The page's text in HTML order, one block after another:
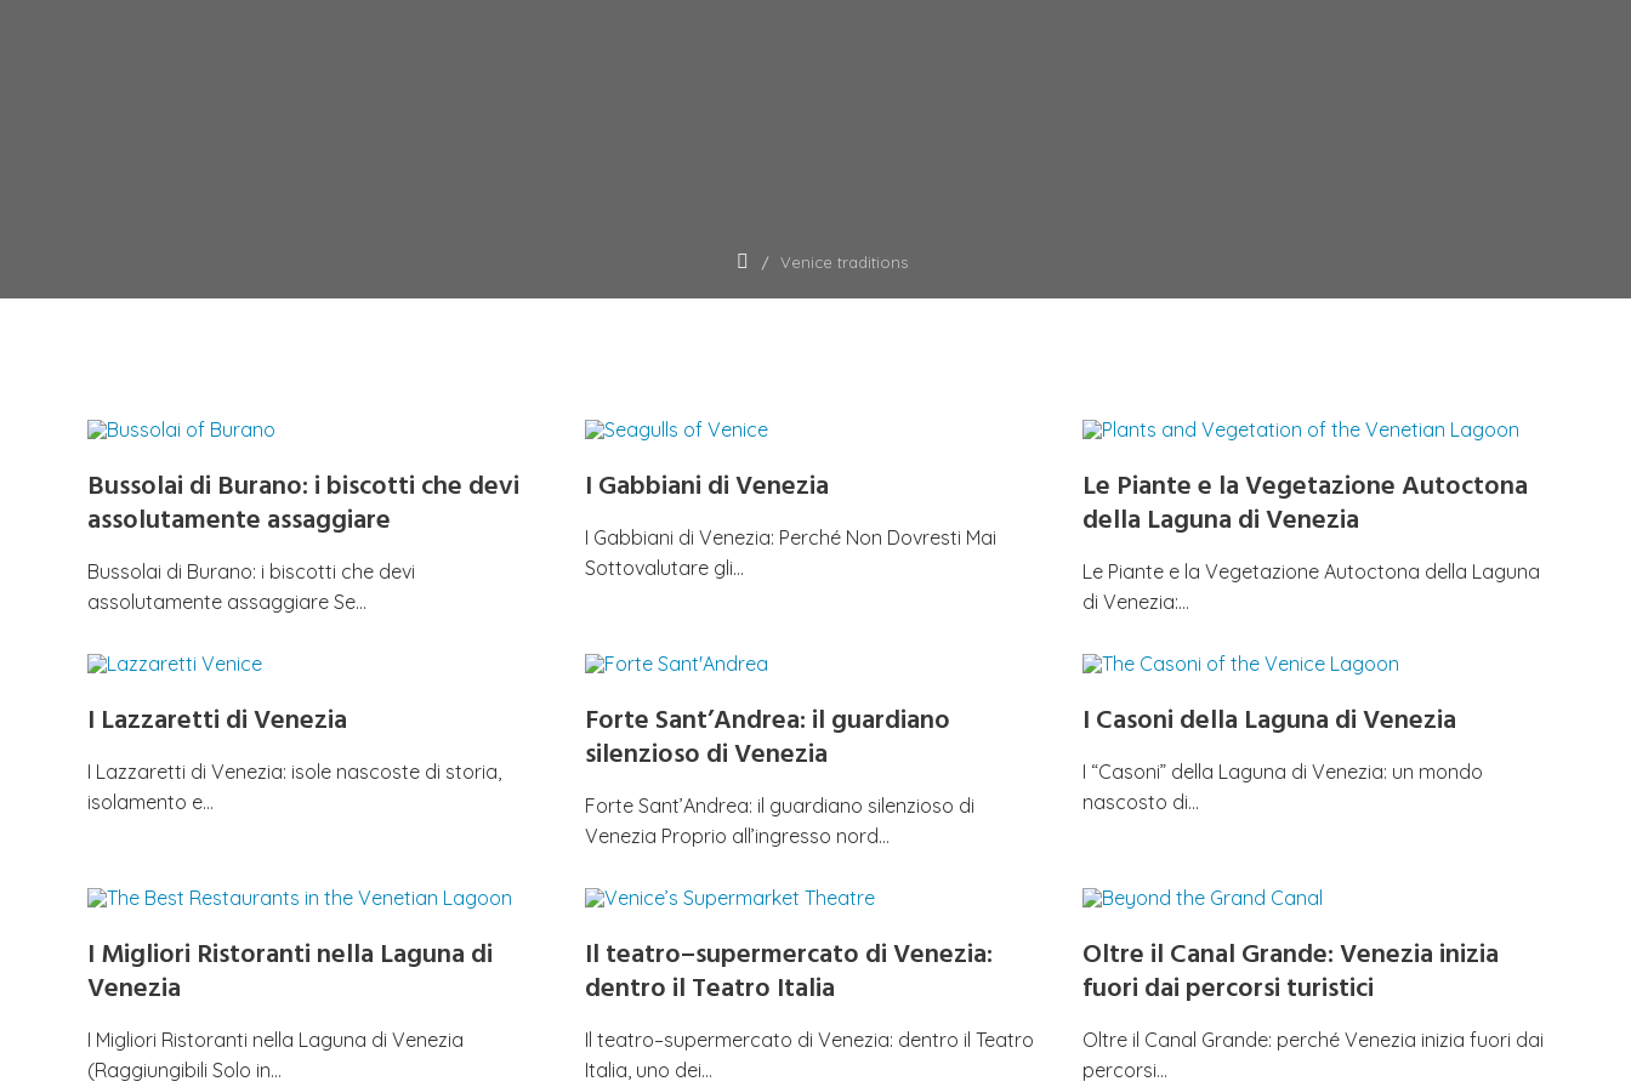
Venice traditions
Bussolai di Burano: i biscotti che devi
assolutamente assaggiare
Bussolai di Burano: i biscotti che devi
assolutamente assaggiare Se…
I Gabbiani di Venezia
I Gabbiani di Venezia: Perché Non Dovresti Mai
Sottovalutare gli…
Le Piante e la Vegetazione Autoctona
della Laguna di Venezia
Le Piante e la Vegetazione Autoctona della Laguna
di Venezia:…
I Lazzaretti di Venezia
I Lazzaretti di Venezia: isole nascoste di storia,
isolamento e…
Forte Sant’Andrea: il guardiano
silenzioso di Venezia
Forte Sant’Andrea: il guardiano silenzioso di
Venezia Proprio all’ingresso nord…
I Casoni della Laguna di Venezia
I “Casoni” della Laguna di Venezia: un mondo
nascosto di…
I Migliori Ristoranti nella Laguna di
Venezia
I Migliori Ristoranti nella Laguna di Venezia
(Raggiungibili Solo in…
Il teatro–supermercato di Venezia:
dentro il Teatro Italia
Il teatro–supermercato di Venezia: dentro il Teatro
Italia, uno dei…
Oltre il Canal Grande: Venezia inizia
fuori dai percorsi turistici
Oltre il Canal Grande: perché Venezia inizia fuori dai
percorsi…